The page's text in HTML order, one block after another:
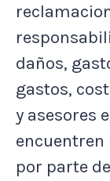
daños,
gastos,
y asesores
encuentren
por parte